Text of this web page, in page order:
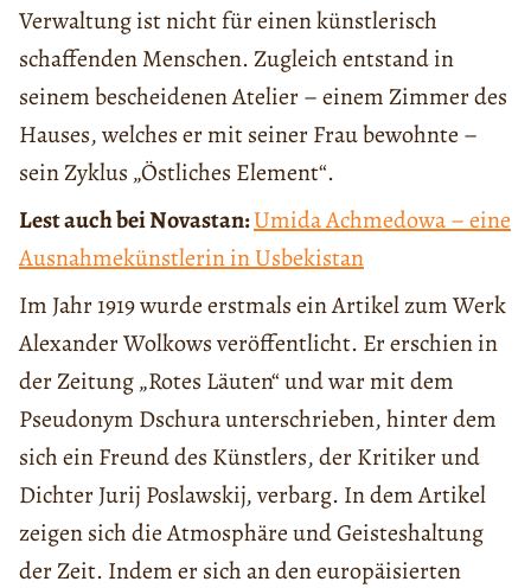
Verwaltung ist nicht für einen künstlerisch
schaffenden Menschen. Zugleich entstand in
seinem bescheidenen Atelier – einem Zimmer des
Hauses, welches er mit seiner Frau bewohnte –
sein Zyklus „Östliches Element“.
Lest auch bei Novastan:Umida Achmedowa – eine
Ausnahmekünstlerin in Usbekistan
Im Jahr 1919 wurde erstmals ein Artikel zum Werk
Alexander Wolkows veröffentlicht. Er erschien in
der Zeitung „Rotes Läuten“ und war mit dem
Pseudonym Dschura unterschrieben, hinter dem
sich ein Freund des Künstlers, der Kritiker und
Dichter Jurij Poslawskij, verbarg. In dem Artikel
zeigen sich die Atmosphäre und Geisteshaltung
der Zeit. Indem er sich an den europäisierten